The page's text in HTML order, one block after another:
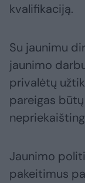
kvalifikaciją.
Su jaunimu
jaunimo
privalėtų
pareigas
Jaunimo
pakeitimus